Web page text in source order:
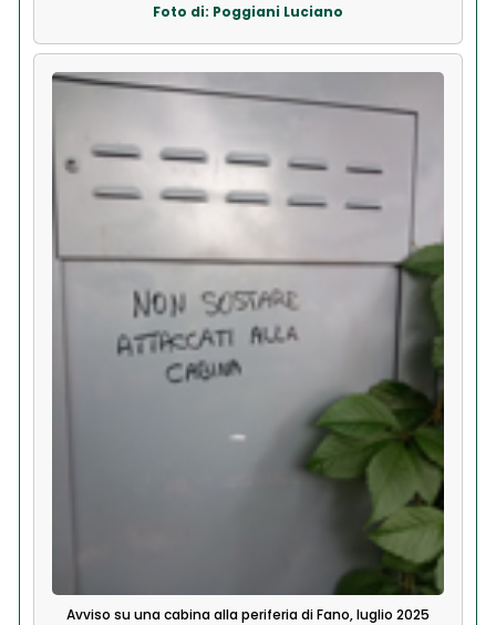
Foto di: Poggiani Luciano
Avviso su una cabina alla periferia di Fano, luglio 2025